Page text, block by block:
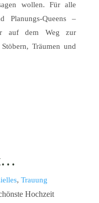
wollen. Für alle
Planungs-Queens –
auf dem Weg zur
Träumen und
, Trauung
Hochzeit